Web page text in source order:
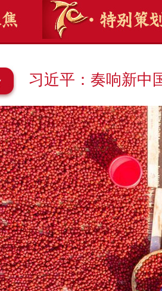
习近平：奏响新中